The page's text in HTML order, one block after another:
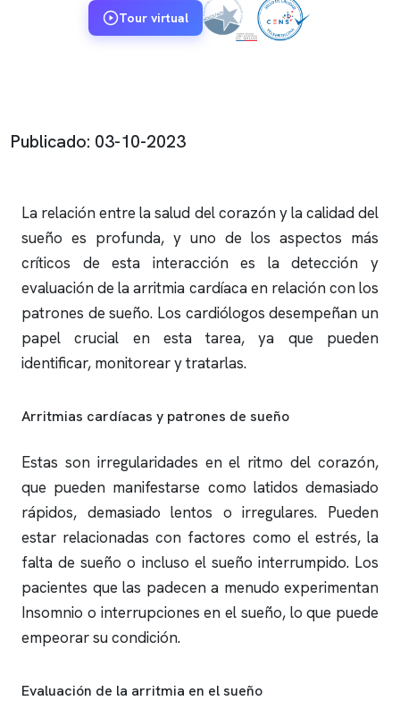
Tour virtual
Publicado: 03-10-2023
La relación entre la salud del corazón y la calidad del
sueño es profunda, y uno de los aspectos más
críticos de esta interacción es la detección y
evaluación de la arritmia cardíaca en relación con los
patrones de sueño. Los cardiólogos desempeñan un
papel crucial en esta tarea, ya que pueden
identificar, monitorear y tratarlas.
Arritmias cardíacas y patrones de sueño
Estas son irregularidades en el ritmo del corazón,
que pueden manifestarse como latidos demasiado
rápidos, demasiado lentos o irregulares. Pueden
estar relacionadas con factores como el estrés, la
falta de sueño o incluso el sueño interrumpido. Los
pacientes que las padecen a menudo experimentan
Insomnio o interrupciones en el sueño, lo que puede
empeorar su condición.
Evaluación de la arritmia en el sueño